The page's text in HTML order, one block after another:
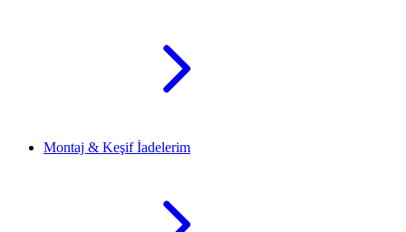
Montaj & Keşif İadelerim